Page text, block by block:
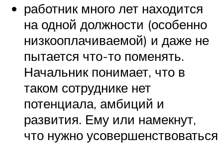
работник много лет находится
на одной должности (особенно
низкооплачиваемой) и даже не
пытается что-то поменять.
Начальник понимает, что в
таком сотруднике нет
потенциала, амбиций и
развития. Ему или намекнут,
что нужно усовершенствоваться